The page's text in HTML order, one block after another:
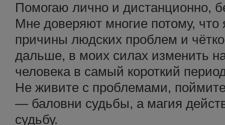
Помогаю лично и дистанционно,
Мне доверяют многие потому,
причины людских проблем и
дальше, в моих силах изменить
человека в самый короткий
Не живите с проблемами,
— баловни судьбы, а магия
судьбу.